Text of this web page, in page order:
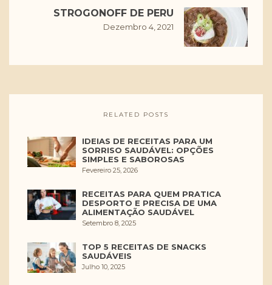
STROGONOFF DE PERU
Dezembro 4, 2021
RELATED POSTS
IDEIAS DE RECEITAS PARA UM
SORRISO SAUDÁVEL: OPÇÕES
SIMPLES E SABOROSAS
Fevereiro 25, 2026
RECEITAS PARA QUEM PRATICA
DESPORTO E PRECISA DE UMA
ALIMENTAÇÃO SAUDÁVEL
Setembro 8, 2025
TOP 5 RECEITAS DE SNACKS
SAUDÁVEIS
Julho 10, 2025